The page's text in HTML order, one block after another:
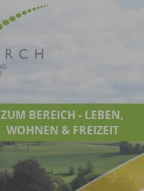
ZUM BEREICH - LEBEN,
WOHNEN & FREIZEIT